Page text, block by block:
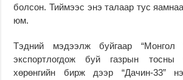
болсон. Тиймээс энэ талаар тус
юм.
Тэдний мэдээлж буйгаар “Монгол
экспортлогдож буй газрын тосны
хөрөнгийн бирж дээр “Дачин-33”